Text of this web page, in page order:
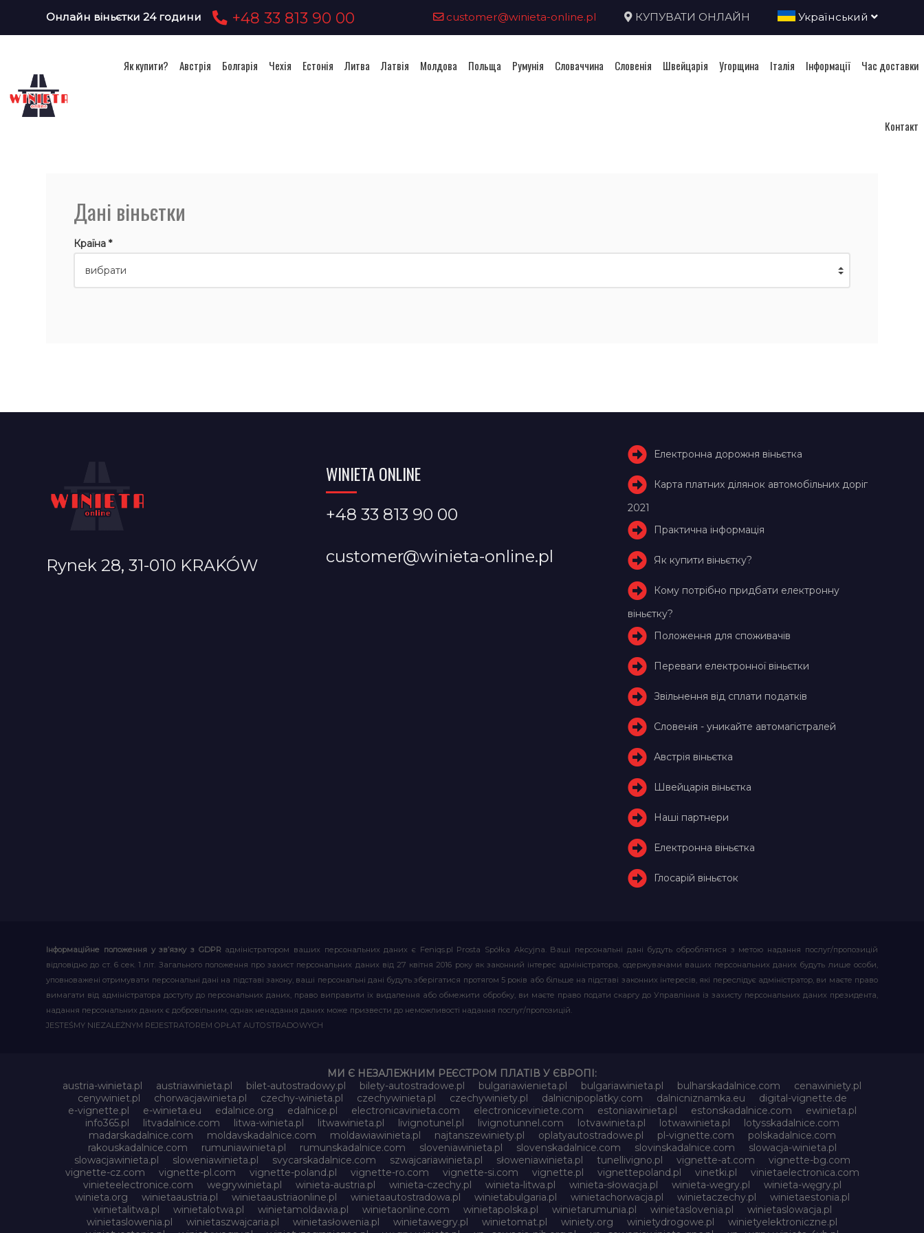
Онлайн віньєтки 24 години +48 33 813 90 00 customer@winieta-online.pl КУПУВАТИ ОНЛАЙН Український
Як купити? Австрія Болгарія Чехія Естонія Литва Латвія Молдова Польща Румунія Словаччина Словенія Швейцарія Угорщина Італія Інформації Час доставки
Контакт
Дані віньєтки
Країна *
Rynek 28, 31-010 KRAKÓW
WINIETA ONLINE
+48 33 813 90 00
customer@winieta-online.pl
Електронна дорожня віньєтка
Карта платних ділянок автомобільних доріг
2021
Практична інформація
Як купити віньєтку?
Кому потрібно придбати електронну
віньєтку?
Положення для споживачів
Переваги електронної віньєтки
Звільнення від сплати податків
Словенія - уникайте автомагістралей
Австрія віньєтка
Швейцарія віньєтка
Наші партнери
Електронна віньєтка
Глосарій віньєток
Інформаційне положення у зв’язку з GDPR адміністратором ваших персональних даних є Feniqs.pl Prosta Spółka Akcyjna. Ваші персональні дані будуть оброблятися з метою надання послуг/пропозицій
відповідно до ст. 6 сек. 1 літ. Загального положення про захист персональних даних від 27 квітня 2016 року як законний інтерес адміністратора, одержувачами ваших персональних даних будуть лише особи,
уповноважені отримувати персональні дані на підставі закону, ваші персональні дані будуть зберігатися протягом 5 років або більше на підставі законних інтересів, які переслідує адміністратор, ви маєте право
вимагати від адміністратора доступу до персональних даних, право виправити їх видалення або обмежити обробку, ви маєте право подати скаргу до Управління із захисту персональних даних президента,
надання персональних даних є добровільним, однак ненадання даних може призвести до неможливості надання послуг/пропозицій.
JESTEŚMY NIEZALEŻNYM REJESTRATOREM OPŁAT AUTOSTRADOWYCH
МИ Є НЕЗАЛЕЖНИМ РЕЄСТРОМ ПЛАТІВ У ЄВРОПІ:
austria-winieta.pl
austriawinieta.pl bilet-autostradowy.pl bilety-autostradowe.pl bulgariawienieta.pl bulgariawinieta.pl bulharskadalnice.com
cenawiniety.pl
cenywiniet.pl
chorwacjawinieta.pl czechy-winieta.pl czechywinieta.pl czechywiniety.pl dalnicnipoplatky.com dalnicniznamka.eu
digital-vignette.de
e-vignette.pl
e-winieta.eu edalnice.org edalnice.pl electronicavinieta.com electroniceviniete.com estoniawinieta.pl estonskadalnice.com
ewinieta.pl
info365.pl
litvadalnice.com litwa-winieta.pl litwawinieta.pl livignotunel.pl livignotunnel.com lotvawinieta.pl lotwawinieta.pl
lotysskadalnice.com
madarskadalnice.com
moldavskadalnice.com moldawiawinieta.pl najtanszewiniety.pl oplatyautostradowe.pl pl-vignette.com
polskadalnice.com
rakouskadalnice.com
rumuniawinieta.pl rumunskadalnice.com sloveniawinieta.pl slovenskadalnice.com slovinskadalnice.com
slowacja-winieta.pl
slowacjawinieta.pl
sloweniawinieta.pl svycarskadalnice.com szwajcariawinieta.pl słoweniawinieta.pl tunellivigno.pl vignette-at.com
vignette-bg.com
vignette-cz.com
vignette-pl.com vignette-poland.pl vignette-ro.com vignette-si.com vignette.pl vignettepoland.pl vinetki.pl
vinietaelectronica.com
vinieteelectronice.com
wegrywinieta.pl winieta-austria.pl winieta-czechy.pl winieta-litwa.pl winieta-słowacja.pl winieta-wegry.pl
winieta-węgry.pl
winieta.org
winietaaustria.pl winietaaustriaonline.pl winietaautostradowa.pl winietabulgaria.pl winietachorwacja.pl winietaczechy.pl
winietaestonia.pl
winietalitwa.pl
winietalotwa.pl winietamoldawia.pl winietaonline.com winietapolska.pl winietarumunia.pl winietaslovenia.pl
winietaslowacja.pl
winietaslowenia.pl
winietaszwajcaria.pl winietasłowenia.pl winietawegry.pl winietomat.pl winiety.org winietydrogowe.pl
winietyelektroniczne.pl